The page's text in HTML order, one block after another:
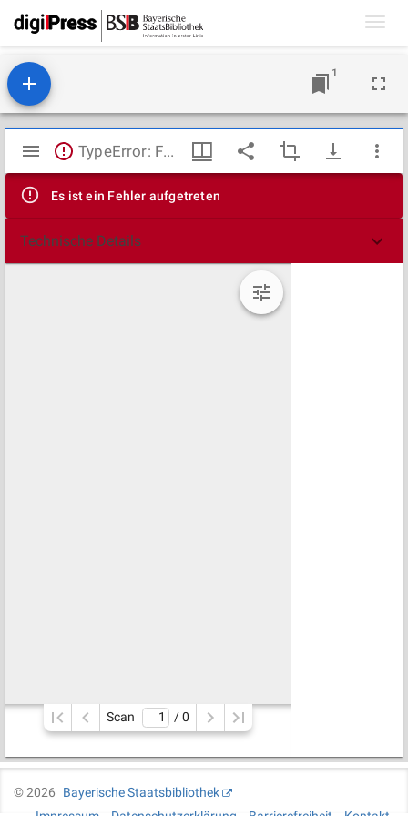
1
Mirador
Viewer
TypeError: Failed to fetch
Es ist ein Fehler aufgetreten
Technische Details
Scan / 0
©2026
Bayerische Staatsbibliothek